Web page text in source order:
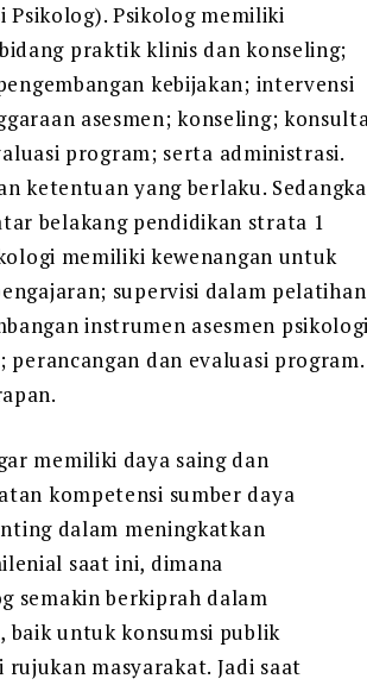
Psikolog). Psikolog memiliki
praktik klinis dan konseling;
kebijakan; intervensi
asesmen; konseling;
program; serta administrasi.
ketentuan yang berlaku.
belakang pendidikan strata 1
memiliki kewenangan untuk
supervisi dalam
instrumen asesmen
dan evaluasi program.
memiliki daya saing dan
kompetensi sumber daya
dalam meningkatkan
saat ini, dimana
semakin berkiprah dalam
baik untuk konsumsi publik
masyarakat. Jadi saat